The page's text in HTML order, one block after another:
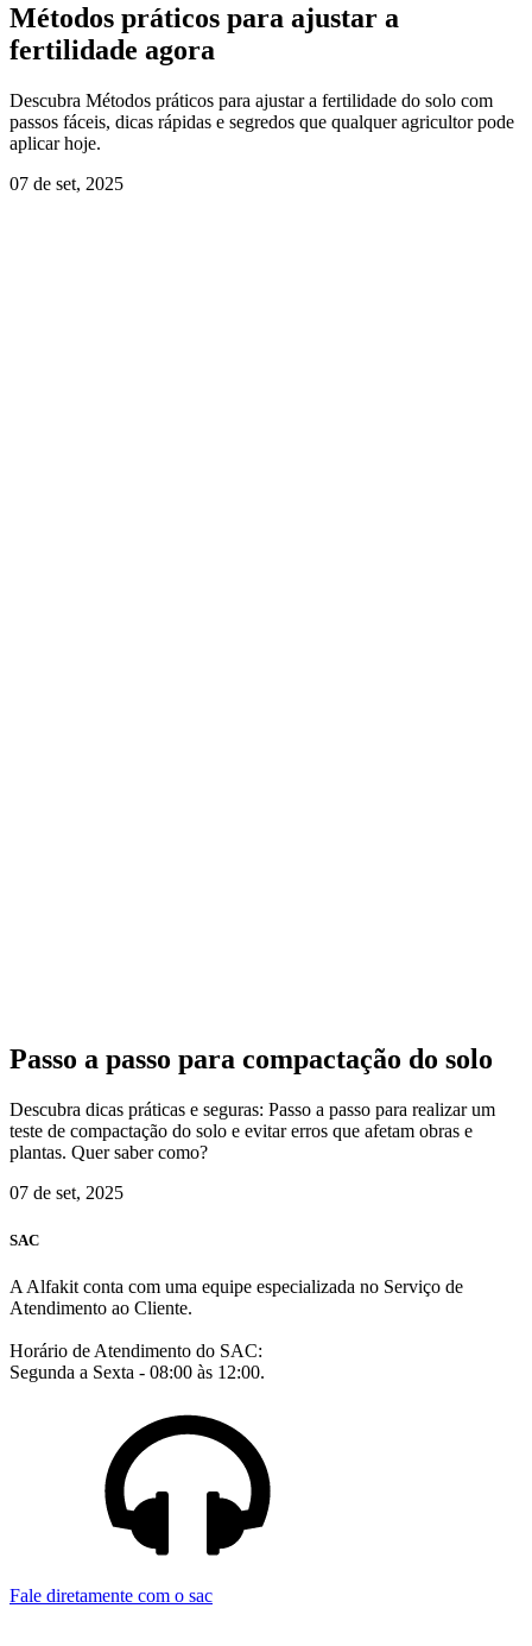
Métodos práticos para ajustar a
fertilidade agora
Descubra Métodos práticos para ajustar a fertilidade do solo com
passos fáceis, dicas rápidas e segredos que qualquer agricultor pode
aplicar hoje.
07 de set, 2025
Passo a passo para compactação do solo
Descubra dicas práticas e seguras: Passo a passo para realizar um
teste de compactação do solo e evitar erros que afetam obras e
plantas. Quer saber como?
07 de set, 2025
SAC
A Alfakit conta com uma equipe especializada no Serviço de
Atendimento ao Cliente.
Horário de Atendimento do SAC:
Segunda a Sexta - 08:00 às 12:00.
Fale diretamente com o sac